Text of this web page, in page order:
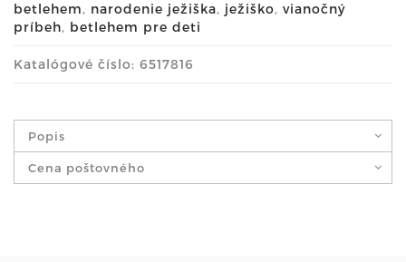
betlehem, narodenie ježiška, ježiško, vianočný
príbeh, betlehem pre deti
Katalógové číslo: 6517816
Popis
Cena poštovného